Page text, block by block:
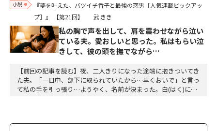
小説
『夢を叶えた、バツイチ香子と最強の恋男［人気連載ピックアッ
プ］』
【第21回】 武 きき
私の胸で声を出して、肩を震わせながら泣い
ている夫。愛おしいと思った。私はもらい泣
きして、彼の頭を撫でながら…
【前回の記事を読む】夜、二人きりになった途端に抱きついてき
た夫。「一日中、部下に取られていたから…早くおいで」と言っ
て私の手を引っ張り…ようやく、名前が決まった。白(はく)に決
ふふ」「母さんだって、二個食べただろう」「あら、…